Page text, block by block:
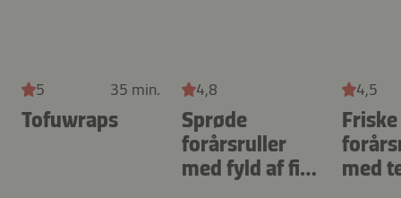
5 35 min.
Tofuwraps
4,8
Sprøde
forårsruller
med fyld af fisk
4,5
Friske
med